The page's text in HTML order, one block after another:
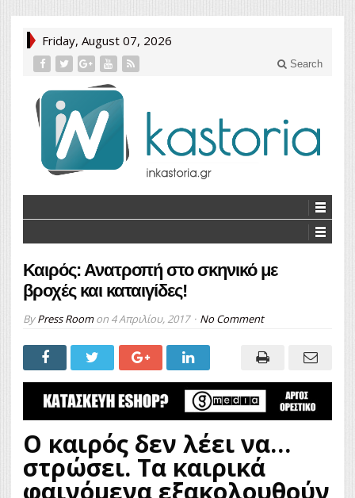
Friday, August 07, 2026
Search
Καιρός: Ανατροπή στο σκηνικό με
βροχές και καταιγίδες!
ByPress Roomon 4 Απριλίου, 2017 No Comment
Ο καιρός δεν λέει να…
στρώσει. Τα καιρικά
φαινόμενα εξακολουθούν